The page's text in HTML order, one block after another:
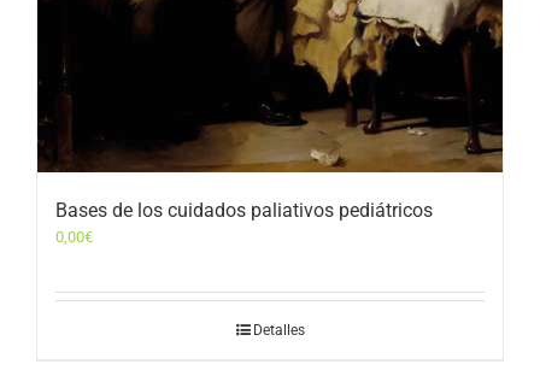
Bases de los cuidados paliativos pediátricos
0,00€
Detalles